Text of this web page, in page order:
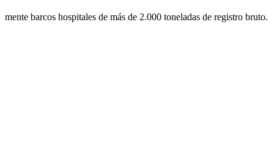
mente barcos hospitales de más de 2.000 toneladas de registro bruto.